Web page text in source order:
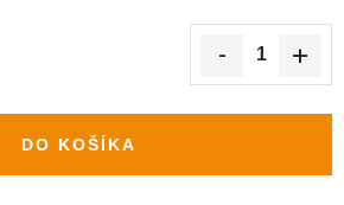
DO KOŠÍKA